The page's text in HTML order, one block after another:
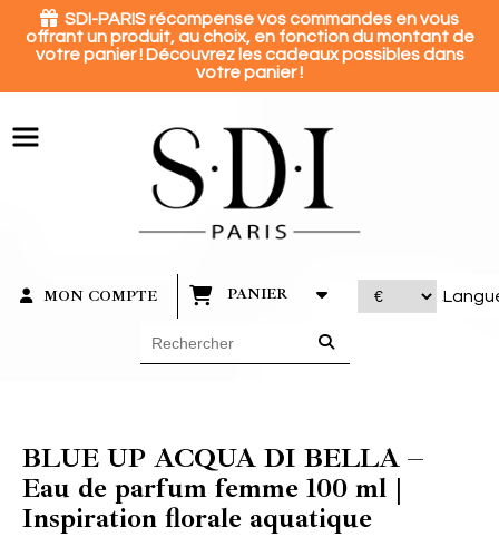
 SDI-PARIS récompense vos commandes en vous
offrant un produit, au choix, en fonction du montant de
votre panier ! Découvrez les cadeaux possibles dans
votre panier !
MON COMPTE PANIER
BLUE UP ACQUA DI BELLA –
Eau de parfum femme 100 ml |
Inspiration florale aquatique
Panneau de gestion des cookies